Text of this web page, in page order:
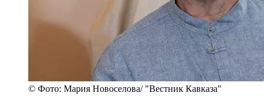
© Фото: Мария Новоселова/ "Вестник Кавказа"